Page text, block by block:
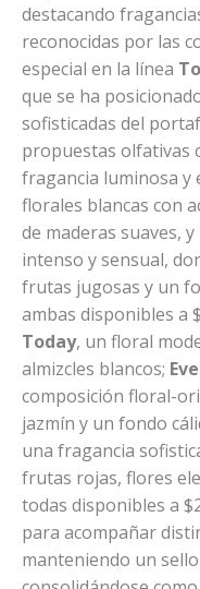
destacando
reconocidas por las
especial en la línea
que se ha
sofisticadas del
propuestas olfativas
fragancia luminosa y
florales blancas con
de maderas suaves, y
intenso y sensual,
frutas jugosas y un
ambas disponibles a
Today, un floral
almizcles blancos;
composición floral-
jazmín y un fondo
una fragancia
frutas rojas, flores
todas disponibles a
para acompañar
manteniendo un